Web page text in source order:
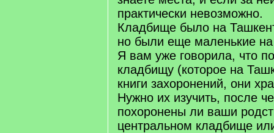
практически невозможно.
Кладбище было на
но были еще маленькие на
Я вам уже говорила, что
кладбищу (которое на
книги захоронений, они
Нужно их изучить, после
похоронены ли ваши
центральном кладбище